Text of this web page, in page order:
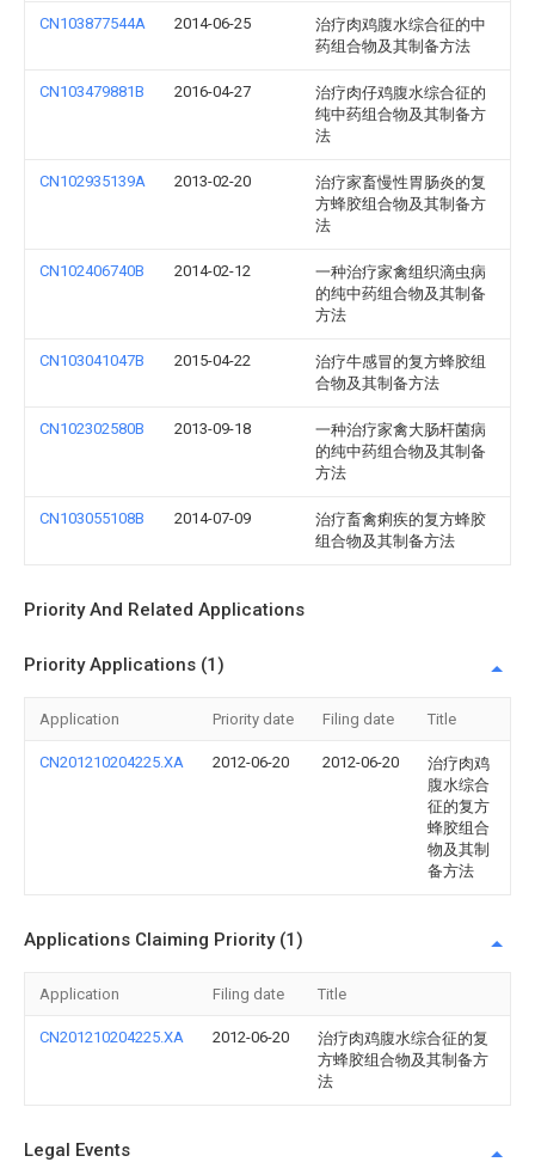
CN103877544A 2014-06-25
治疗肉鸡腹水综合征的中
药组合物及其制备方法
CN103479881B 2016-04-27
治疗肉仔鸡腹水综合征的
纯中药组合物及其制备方
法
CN102935139A 2013-02-20
治疗家畜慢性胃肠炎的复
方蜂胶组合物及其制备方
法
CN102406740B 2014-02-12
一种治疗家禽组织滴虫病
的纯中药组合物及其制备
方法
CN103041047B 2015-04-22
治疗牛感冒的复方蜂胶组
合物及其制备方法
CN102302580B 2013-09-18
一种治疗家禽大肠杆菌病
的纯中药组合物及其制备
方法
CN103055108B 2014-07-09
治疗畜禽痢疾的复方蜂胶
组合物及其制备方法
Priority And Related Applications
Priority Applications (1)
Application Priority date Filing date Title
CN201210204225.XA 2012-06-20 2012-06-20
治疗肉鸡
腹水综合
征的复方
蜂胶组合
物及其制
备方法
Applications Claiming Priority (1)
Application Filing date Title
CN201210204225.XA 2012-06-20
治疗肉鸡腹水综合征的复
方蜂胶组合物及其制备方
法
Legal Events